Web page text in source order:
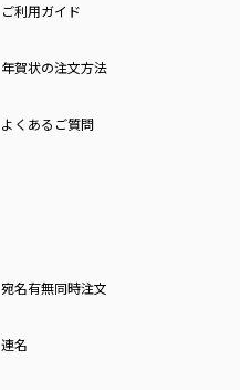
ご利用ガイド
年賀状の注文方法
よくあるご質問
宛名有無同時注文
連名